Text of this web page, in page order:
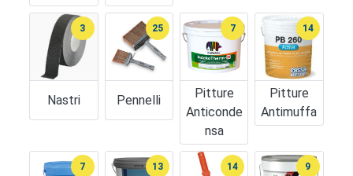
Nastri
3
Pennelli
25
Pitture
Anticonde
Nsa
7
Pitture
Antimuffa
14
7 13 14 9